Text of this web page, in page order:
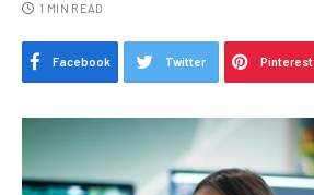
1 MIN READ
Facebook Twitter Pinterest